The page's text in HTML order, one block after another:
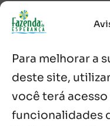
Para melhorar a
deste site,
você terá acesso
funcionalidades
Sopão da
Es de
missão em
7 ago, 2026
Palavra